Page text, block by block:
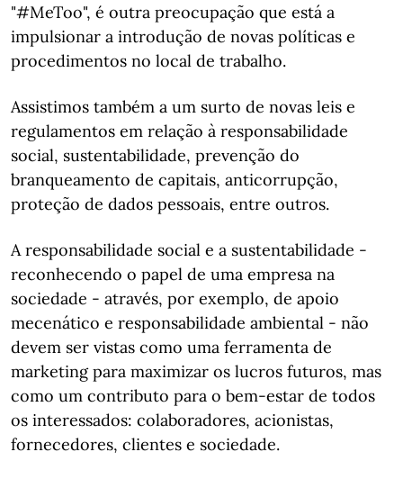
"#MeToo", é outra preocupação que está a
impulsionar a introdução de novas políticas e
procedimentos no local de trabalho.
Assistimos também a um surto de novas leis e
regulamentos em relação à responsabilidade
social, sustentabilidade, prevenção do
branqueamento de capitais, anticorrupção,
proteção de dados pessoais, entre outros.
A responsabilidade social e a sustentabilidade -
reconhecendo o papel de uma empresa na
sociedade - através, por exemplo, de apoio
mecenático e responsabilidade ambiental - não
devem ser vistas como uma ferramenta de
marketing para maximizar os lucros futuros, mas
como um contributo para o bem-estar de todos
os interessados: colaboradores, acionistas,
fornecedores, clientes e sociedade.